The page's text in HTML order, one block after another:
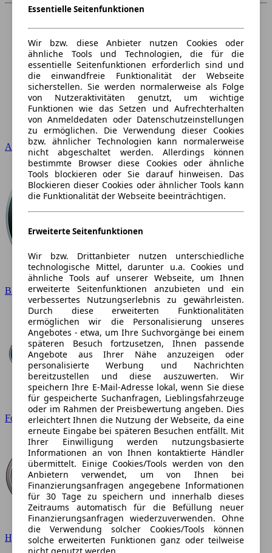
Audi
BMW
Ford
Hyundai
Essentielle Seitenfunktionen
Wir bzw. diese Anbieter nutzen Cookies oder
ähnliche Tools und Technologien, die für die
essentielle Seitenfunktionen erforderlich sind und
die einwandfreie Funktionalität der Webseite
sicherstellen. Sie werden normalerweise als Folge
von Nutzeraktivitäten genutzt, um wichtige
Funktionen wie das Setzen und Aufrechterhalten
von Anmeldedaten oder Datenschutzeinstellungen
zu ermöglichen. Die Verwendung dieser Cookies
bzw. ähnlicher Technologien kann normalerweise
nicht abgeschaltet werden. Allerdings können
bestimmte Browser diese Cookies oder ähnliche
Tools blockieren oder Sie darauf hinweisen. Das
Blockieren dieser Cookies oder ähnlicher Tools kann
die Funktionalität der Webseite beeinträchtigen.
Erweiterte Seitenfunktionen
Wir bzw. Drittanbieter nutzen unterschiedliche
technologische Mittel, darunter u.a. Cookies und
ähnliche Tools auf unserer Webseite, um Ihnen
erweiterte Seitenfunktionen anzubieten und ein
verbessertes Nutzungserlebnis zu gewährleisten.
Durch diese erweiterten Funktionalitäten
ermöglichen wir die Personalisierung unseres
Angebotes - etwa, um Ihre Suchvorgänge bei einem
späteren Besuch fortzusetzen, Ihnen passende
Angebote aus Ihrer Nähe anzuzeigen oder
personalisierte Werbung und Nachrichten
bereitzustellen und diese auszuwerten. Wir
speichern Ihre E-Mail-Adresse lokal, wenn Sie diese
für gespeicherte Suchanfragen, Lieblingsfahrzeuge
oder im Rahmen der Preisbewertung angeben. Dies
erleichtert Ihnen die Nutzung der Webseite, da eine
erneute Eingabe bei späteren Besuchen entfällt. Mit
Ihrer Einwilligung werden nutzungsbasierte
Informationen an von Ihnen kontaktierte Händler
übermittelt. Einige Cookies/Tools werden von den
Anbietern verwendet, um von Ihnen bei
Finanzierungsanfragen angegebene Informationen
für 30 Tage zu speichern und innerhalb dieses
Zeitraums automatisch für die Befüllung neuer
Finanzierungsanfragen wiederzuverwenden. Ohne
die Verwendung solcher Cookies/Tools können
solche erweiterten Funktionen ganz oder teilweise
nicht genutzt werden.